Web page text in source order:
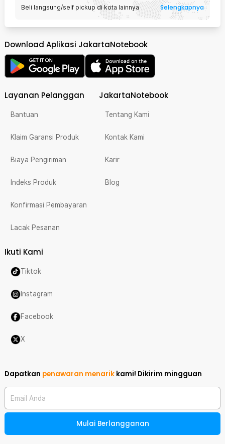
Beli langsung/self pickup di kota lainnya Selengkapnya
Download Aplikasi JakartaNotebook
Layanan Pelanggan
Bantuan
Klaim Garansi Produk
Biaya Pengiriman
Indeks Produk
Konfirmasi Pembayaran
Lacak Pesanan
JakartaNotebook
Tentang Kami
Kontak Kami
Karir
Blog
Ikuti Kami
Tiktok
Instagram
Facebook
X
Dapatkan penawaran menarik kami! Dikirim mingguan
Email Anda
Mulai Berlangganan